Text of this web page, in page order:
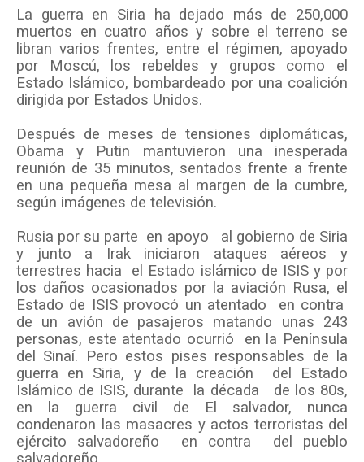
La guerra en Siria ha dejado más de 250,000
muertos en cuatro años y sobre el terreno se
libran varios frentes, entre el régimen, apoyado
por Moscú, los rebeldes y grupos como el
Estado Islámico, bombardeado por una coalición
dirigida por Estados Unidos.
Después de meses de tensiones diplomáticas,
Obama y Putin mantuvieron una inesperada
reunión de 35 minutos, sentados frente a frente
en una pequeña mesa al margen de la cumbre,
según imágenes de televisión.
Rusia por su parte en apoyo
al gobierno de Siria
y junto a Irak iniciaron ataques aéreos y
terrestres hacia
el Estado islámico de ISIS y por
los daños ocasionados por la aviación Rusa, el
Estado de ISIS provocó un atentado
en contra
de un avión de pasajeros matando unas 243
personas, este atentado ocurrió
en la Península
del Sinaí. Pero estos pises responsables de la
guerra en Siria, y de la creación
del Estado
Islámico de ISIS, durante
la década
de los 80s,
en la guerra civil de El salvador, nunca
condenaron las masacres y actos terroristas del
ejército salvadoreño
en contra
del pueblo